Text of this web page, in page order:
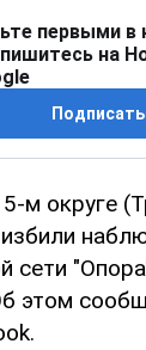
первыми в
на
м округе
сети
этом